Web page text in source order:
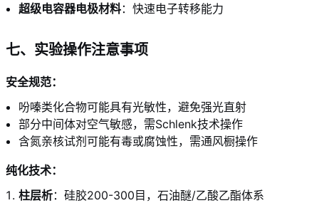
超级电容器电极材料：快速电子转移能力
七、实验操作注意事项
安全规范：
吩嗪类化合物可能具有光敏性，避免强光直射
部分中间体对空气敏感，需Schlenk技术操作
含氮亲核试剂可能有毒或腐蚀性，需通风橱操作
纯化技术：
柱层析：硅胶200-300目，石油醚/乙酸乙酯体系